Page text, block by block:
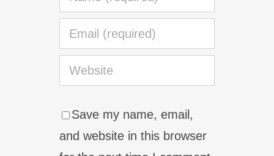
Save my name, email,
and website in this browser